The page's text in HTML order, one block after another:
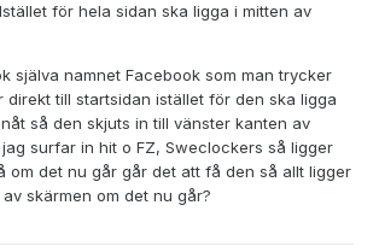
för hela sidan ska ligga i mitten av
själva namnet Facebook som man trycker
direkt till startsidan istället för den ska ligga
så den skjuts in till vänster kanten av
surfar in hit o FZ, Sweclockers så ligger
om det nu går går det att få den så allt ligger
skärmen om det nu går?